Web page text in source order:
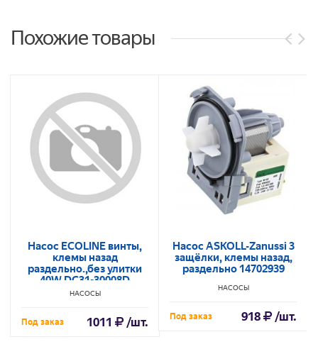
Похожие товары
Насос ECOLINE винты,
клемы назад
раздельно.,без улитки
40W DC31-30008D
НАСОСЫ
Под заказ 1011 /шт.
Насос ASKOLL-Zanussi 3
защёлки, клемы назад,
раздельно 14702939
НАСОСЫ
Под заказ 918 /шт.